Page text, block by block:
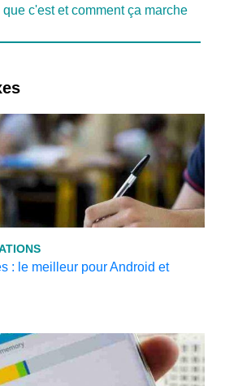
c'est et comment ça marche
: le meilleur pour Android et